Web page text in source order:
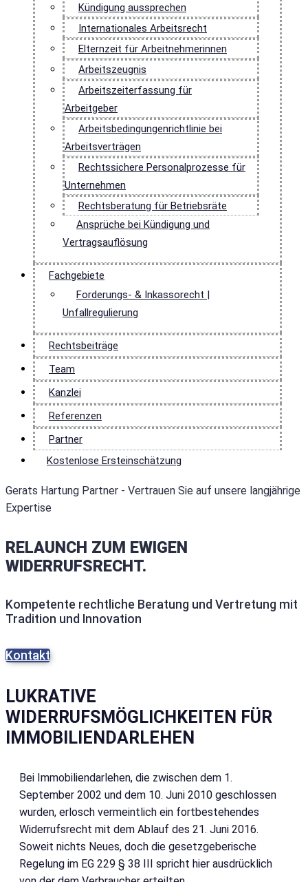
Kündigung aussprechen
Internationales Arbeitsrecht
Elternzeit für Arbeitnehmerinnen
Arbeitszeugnis
Arbeitszeiterfassung für
Arbeitgeber
Arbeitsbedingungenrichtlinie bei
Arbeitsverträgen
Rechtssichere Personalprozesse für
Unternehmen
Rechtsberatung für Betriebsräte
Ansprüche bei Kündigung und
Vertragsauflösung
Fachgebiete
Forderungs- & Inkassorecht |
Unfallregulierung
Rechtsbeiträge
Team
Kanzlei
Referenzen
Partner
Kostenlose Ersteinschätzung
Gerats Hartung Partner - Vertrauen Sie auf unsere langjährige
Expertise
RELAUNCH ZUM EWIGEN
WIDERRUFSRECHT.
Kompetente rechtliche Beratung und Vertretung mit
Tradition und Innovation
Kontakt
LUKRATIVE
WIDERRUFSMÖGLICHKEITEN FÜR
IMMOBILIENDARLEHEN
Bei Immobiliendarlehen, die zwischen dem 1.
September 2002 und dem 10. Juni 2010 geschlossen
wurden, erlosch vermeintlich ein fortbestehendes
Widerrufsrecht mit dem Ablauf des 21. Juni 2016.
Soweit nichts Neues, doch die gesetzgeberische
Regelung im EG 229 § 38 III spricht hier ausdrücklich